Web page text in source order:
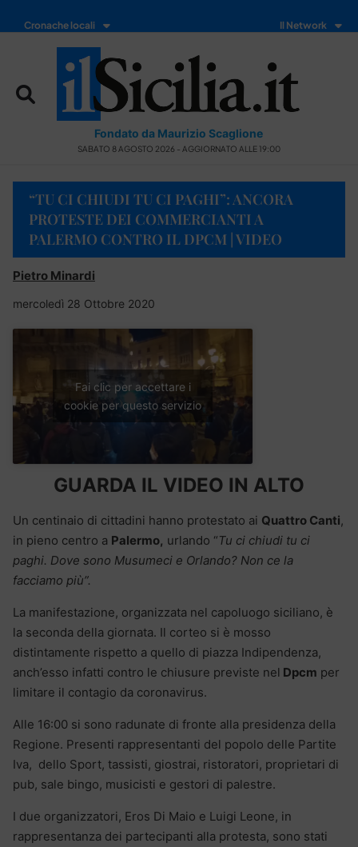
Cronache locali Il Network
Fondato da Maurizio Scaglione
SABATO 8 AGOSTO 2026 - AGGIORNATO ALLE 19:00
“TU CI CHIUDI TU CI PAGHI”: ANCORA
PROTESTE DEI COMMERCIANTI A
PALERMO CONTRO IL DPCM | VIDEO
Pietro Minardi
mercoledì 28 Ottobre 2020
Fai clic per accettare i
cookie per questo servizio
GUARDA IL VIDEO IN ALTO
Un centinaio di cittadini hanno protestato ai Quattro Canti,
in pieno centro a Palermo, urlando “Tu ci chiudi tu ci
paghi. Dove sono Musumeci e Orlando? Non ce la
facciamo più”.
La manifestazione, organizzata nel capoluogo siciliano, è
la seconda della giornata. Il corteo si è mosso
distintamente rispetto a quello di piazza Indipendenza,
anch’esso infatti contro le chiusure previste nel Dpcm per
limitare il contagio da coronavirus.
Alle 16:00 si sono radunate di fronte alla presidenza della
Regione. Presenti rappresentanti del popolo delle Partite
Iva, dello Sport, tassisti, giostrai, ristoratori, proprietari di
pub, sale bingo, musicisti e gestori di palestre.
I due organizzatori, Eros Di Maio e Luigi Leone, in
rappresentanza dei partecipanti alla protesta, sono stati